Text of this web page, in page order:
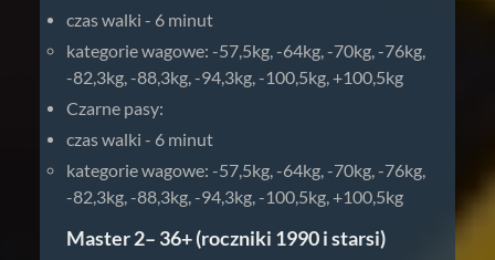
czas walki - 6 minut
kategorie wagowe: -57,5kg, -64kg, -70kg, -76kg,
-82,3kg, -88,3kg, -94,3kg, -100,5kg, +100,5kg
Czarne pasy:
czas walki - 6 minut
kategorie wagowe: -57,5kg, -64kg, -70kg, -76kg,
-82,3kg, -88,3kg, -94,3kg, -100,5kg, +100,5kg
Master 2– 36+ (roczniki 1990 i starsi)